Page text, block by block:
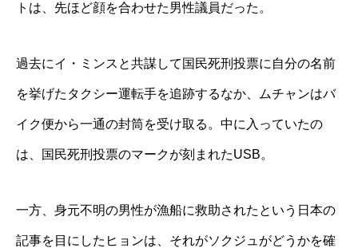
トは、先ほど顔を合わせた男性議員だった。
過去にイ・ミンスと共謀して国民死刑投票に自分の名前
を挙げたタクシー運転手を追跡するなか、ムチャンはバ
イク便から一通の封筒を受け取る。中に入っていたの
は、国民死刑投票のマークが刻まれたUSB。
一方、身元不明の男性が漁船に救助されたという日本の
記事を目にしたヒョンは、それがソクジュがどうかを確